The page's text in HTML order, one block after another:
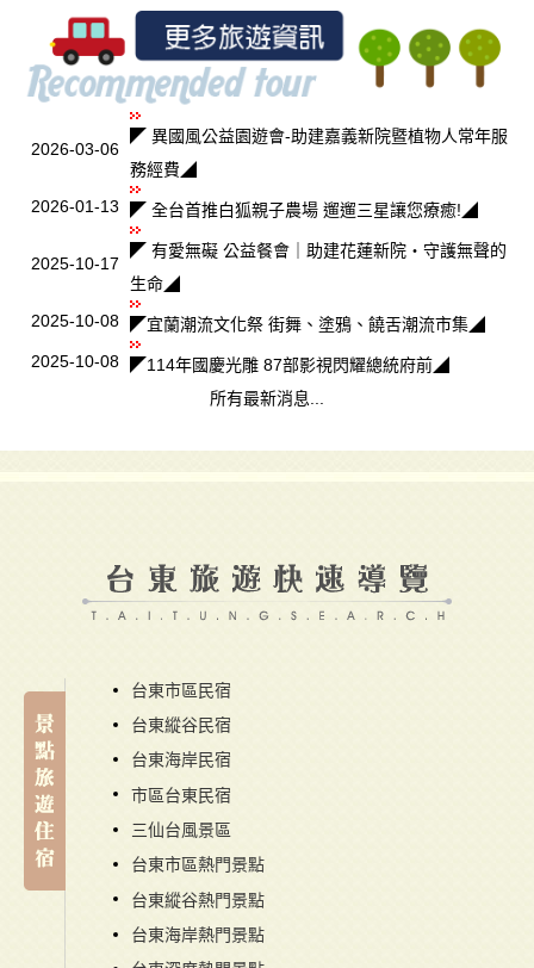
2026-03-06
◤ 異國風公益園遊會-助建嘉義新院暨植物人常年服
務經費◢
2026-01-13
◤ 全台首推白狐親子農場 遛遛三星讓您療癒!◢
2025-10-17
◤ 有愛無礙 公益餐會｜助建花蓮新院・守護無聲的
生命◢
2025-10-08
◤宜蘭潮流文化祭 街舞、塗鴉、饒舌潮流市集◢
2025-10-08
◤114年國慶光雕 87部影視閃耀總統府前◢
所有最新消息...
台東市區民宿
台東縱谷民宿
台東海岸民宿
市區台東民宿
三仙台風景區
台東市區熱門景點
台東縱谷熱門景點
台東海岸熱門景點